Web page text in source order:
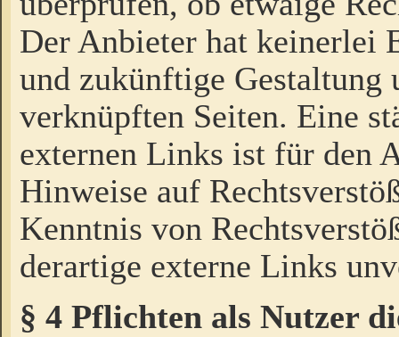
Der Anbieter hat keinerlei
und zukünftige Gestaltung
verknüpften Seiten. Eine
externen Links ist für den
Hinweise auf
Kenntnis von
derartige externe Links
§ 4 Pflichten als Nutzer